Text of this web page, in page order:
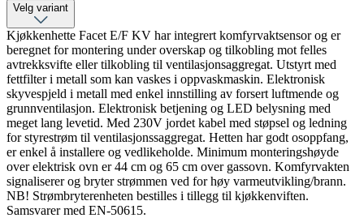
Velg variant
Kjøkkenhette Facet E/F KV har integrert komfyrvaktsensor og er
beregnet for montering under overskap og tilkobling mot felles
avtrekksvifte eller tilkobling til ventilasjonsaggregat. Utstyrt med
fettfilter i metall som kan vaskes i oppvaskmaskin. Elektronisk
skyvespjeld i metall med enkel innstilling av forsert luftmende og
grunnventilasjon. Elektronisk betjening og LED belysning med
meget lang levetid. Med 230V jordet kabel med støpsel og ledning
for styrestrøm til ventilasjonssaggregat. Hetten har godt osoppfang,
er enkel å installere og vedlikeholde. Minimum monteringshøyde
over elektrisk ovn er 44 cm og 65 cm over gassovn. Komfyrvakten
signaliserer og bryter strømmen ved for høy varmeutvikling/brann.
NB! Strømbryterenheten bestilles i tillegg til kjøkkenviften.
Samsvarer med EN-50615.